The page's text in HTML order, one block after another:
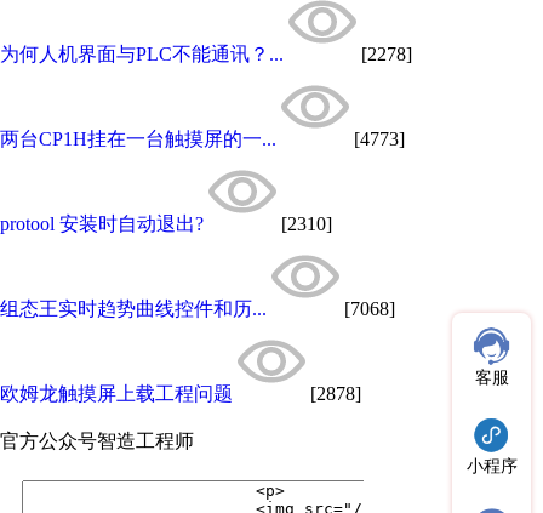
为何人机界面与PLC不能通讯？... [2278]
两台CP1H挂在一台触摸屏的一... [4773]
protool 安装时自动退出? [2310]
组态王实时趋势曲线控件和历... [7068]
欧姆龙触摸屏上载工程问题 [2878]
官方公众号智造工程师
客服
小程序